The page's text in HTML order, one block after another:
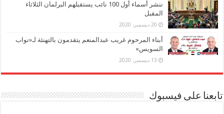
ننشر أسماء أول 100 نائب يستقبلهم البرلمان الثلاثاء
المقبل
20 ديسمبر، 2020
أبناء المرحوم غريب عبدالمنعم يتقدمون بالتهنئة لـ«نواب
السويس»
13 ديسمبر، 2020
تابعنا على فيسبوك